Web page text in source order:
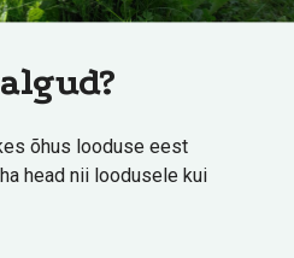
õhus looduse eest
head nii loodusele kui